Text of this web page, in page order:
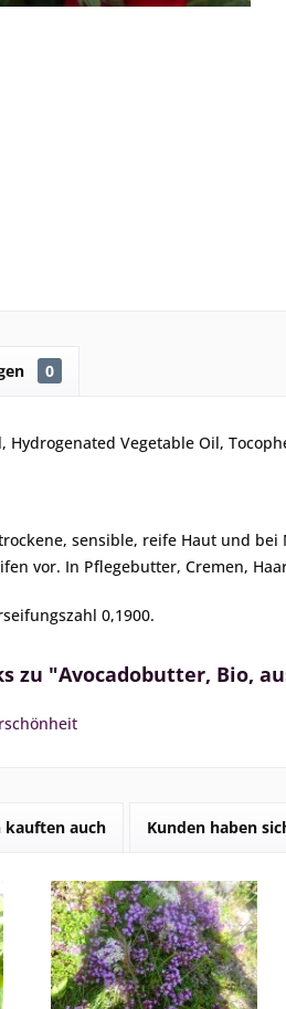
0
Hydrogenated Vegetable Oil,
sensible, reife Haut und
vor. In Pflegebutter, Cremen,
0,1900.
zu "Avocadobutter, Bio,
kauften auch Kunden haben